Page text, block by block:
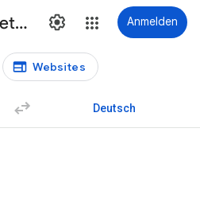
Übersetzer Anmelden
Websites
Deutsch